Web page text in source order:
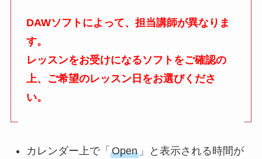
DAWソフトによって、担当講師が異なりま
す。
レッスンをお受けになるソフトをご確認の
上、ご希望のレッスン日をお選びくださ
い。
カレンダー上で「 Open」と表示される時間が